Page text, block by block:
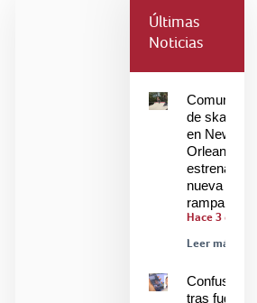
Últimas
Noticias
Comunidad
de skaters
en New
Orleans
estrenan
nueva
rampa
Hace 3 días
Leer más »
Confusión
tras fuga de